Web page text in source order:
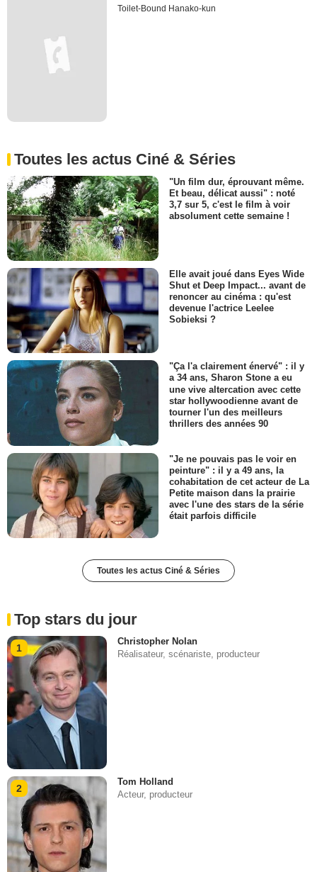
Toilet-Bound Hanako-kun
Toutes les actus Ciné & Séries
"Un film dur, éprouvant même.
Et beau, délicat aussi" : noté
3,7 sur 5, c'est le film à voir
absolument cette semaine !
Elle avait joué dans Eyes Wide
Shut et Deep Impact... avant de
renoncer au cinéma : qu'est
devenue l'actrice Leelee
Sobieksi ?
"Ça l'a clairement énervé" : il y
a 34 ans, Sharon Stone a eu
une vive altercation avec cette
star hollywoodienne avant de
tourner l'un des meilleurs
thrillers des années 90
"Je ne pouvais pas le voir en
peinture" : il y a 49 ans, la
cohabitation de cet acteur de La
Petite maison dans la prairie
avec l'une des stars de la série
était parfois difficile
Toutes les actus Ciné & Séries
Top stars du jour
1
Christopher Nolan
Réalisateur, scénariste, producteur
2
Tom Holland
Acteur, producteur